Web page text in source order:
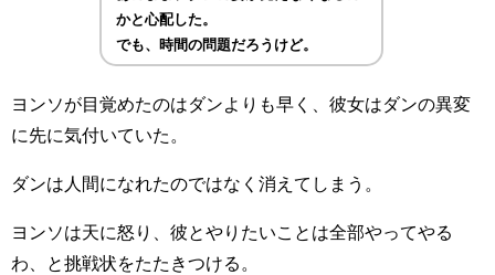
かと心配した。
でも、時間の問題だろうけど。
ヨンソが目覚めたのはダンよりも早く、彼女はダンの異変
に先に気付いていた。
ダンは人間になれたのではなく消えてしまう。
ヨンソは天に怒り、彼とやりたいことは全部やってやる
わ、と挑戦状をたたきつける。